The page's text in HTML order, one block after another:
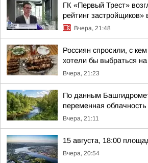
ГК «Первый Трест»
рейтинг
Вчера, 21:48
Россиян спросили, с
хотели бы выбраться
Вчера, 21:23
По данным
переменная облачность
Вчера, 21:11
15 августа, 18:00
Вчера, 20:54